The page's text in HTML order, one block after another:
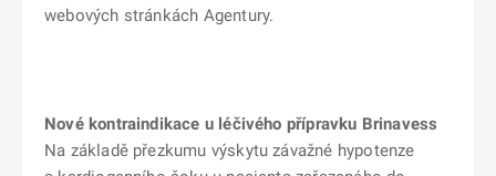
webových stránkách Agentury.
Nové kontraindikace u léčivého přípravku Brinavess
Na základě přezkumu výskytu závažné hypotenze